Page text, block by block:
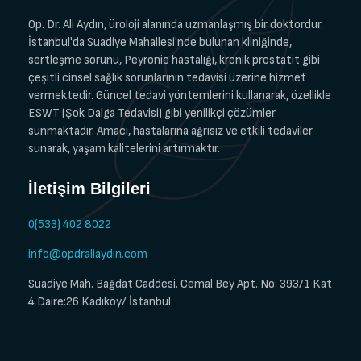
Op. Dr. Ali Aydın, üroloji alanında uzmanlaşmış bir doktordur.
İstanbul'da Suadiye Mahallesi'nde bulunan kliniğinde,
sertleşme sorunu, Peyronie hastalığı, kronik prostatit gibi
çeşitli cinsel sağlık sorunlarının tedavisi üzerine hizmet
vermektedir. Güncel tedavi yöntemlerini kullanarak, özellikle
ESWT (Şok Dalga Tedavisi) gibi yenilikçi çözümler
sunmaktadır. Amacı, hastalarına ağrısız ve etkili tedaviler
sunarak, yaşam kalitelerini artırmaktır.
İletişim Bilgileri
0(533) 402 8022
info@opdraliaydin.com
Suadiye Mah. Bağdat Caddesi. Cemal Bey Apt. No: 393/1 Kat
4 Daire:26 Kadıköy/ İstanbul